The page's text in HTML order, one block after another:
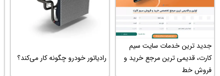
جدید ترین خدمات سایت سیم
کارت، قدیمی ترین مرجع خرید و
فروش خط
رادیاتور خودرو چگونه کار می‌کند؟